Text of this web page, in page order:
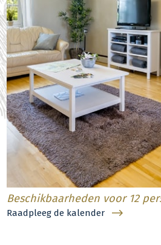
Beschikbaarheden voor 12
Raadpleeg de kalender